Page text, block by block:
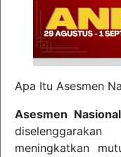
Apa Itu Asesmen
Asesmen Nasional
meningkatkan